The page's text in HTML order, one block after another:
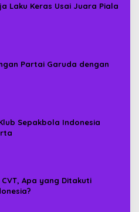
Laku Keras Usai Juara Piala
Partai Garuda dengan
Sepakbola Indonesia
CVT, Apa yang Ditakuti